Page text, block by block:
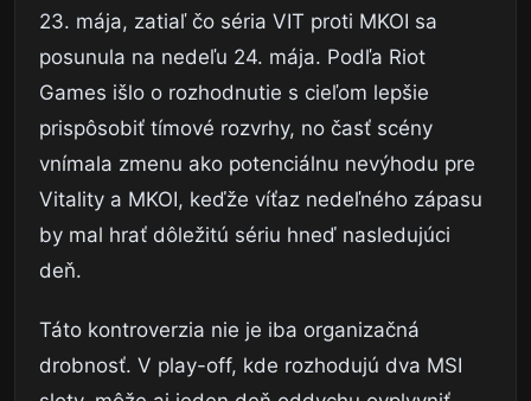
23. mája, zatiaľ čo séria VIT proti MKOI sa
posunula na nedeľu 24. mája. Podľa Riot
Games išlo o rozhodnutie s cieľom lepšie
prispôsobiť tímové rozvrhy, no časť scény
vnímala zmenu ako potenciálnu nevýhodu pre
Vitality a MKOI, keďže víťaz nedeľného zápasu
by mal hrať dôležitú sériu hneď nasledujúci
deň.
Táto kontroverzia nie je iba organizačná
drobnosť. V play-off, kde rozhodujú dva MSI